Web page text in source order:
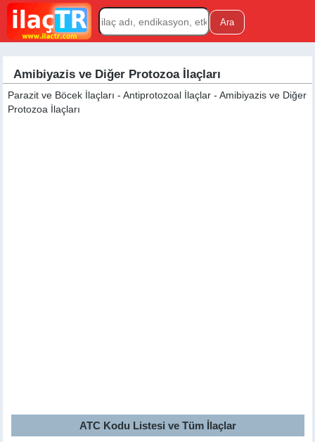
Amibiyazis ve Diğer Protozoa İlaçları
Parazit ve Böcek İlaçları - Antiprotozoal İlaçlar - Amibiyazis ve Diğer
Protozoa İlaçları
ATC Kodu Listesi ve Tüm İlaçlar